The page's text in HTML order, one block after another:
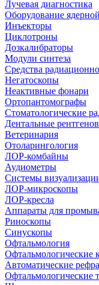
Лучевая диагностика
Оборудование
Инъекторы
Циклотроны
Дозкалибраторы
Модули синтеза
Средства
Негатоскопы
Неактивные фонари
Ортопантомографы
Стоматологические
Дентальные
Ветеринария
Отоларингология
ЛОР-комбайны
Аудиометры
Системы
ЛОР-микроскопы
ЛОР-кресла
Аппараты для
Риноскопы
Синускопы
Офтальмология
Офтальмологические
Автоматические
Офтальмологические